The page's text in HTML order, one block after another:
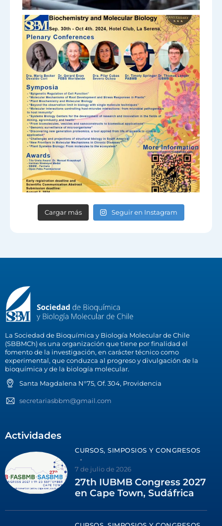
Cargar más Seguir en Instagram
La Sociedad de Bioquímica y Biología Molecular de Chile
(SBBMCh) es una organización que tiene por finalidad el
fomento de la investigación, en carácter técnico como
experimental, que conduzca al progreso y divulgación de la
bioquímica y de la biología molecular.
Santa Magdalena N°75, Of. 304, Providencia
secretariasbbm@gmail.com
Actividades
CURSOS, SIMPOSIOS Y CONGRESOS
7 de julio de 2026
27th IUBMB Congress 2027
en Cape Town, Sudáfrica